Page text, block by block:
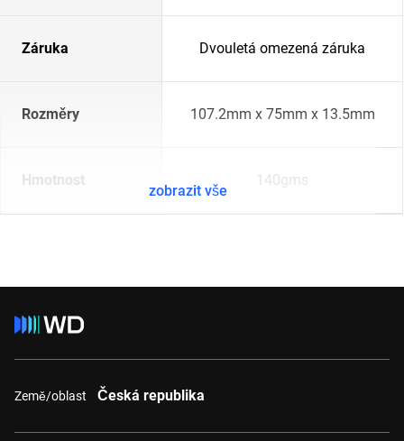
Záruka Dvouletá omezená záruka
Rozměry 107.2mm x 75mm x 13.5mm
Hmotnost 140gms
zobrazit vše
Země/oblast Česká republika